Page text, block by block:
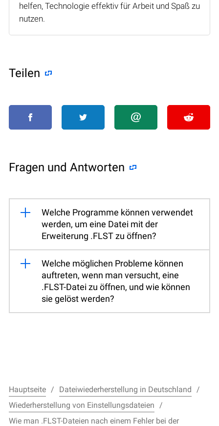
helfen, Technologie effektiv für Arbeit und Spaß zu
nutzen.
Teilen
Fragen und Antworten
Welche Programme können verwendet
werden, um eine Datei mit der
Erweiterung .FLST zu öffnen?
Welche möglichen Probleme können
auftreten, wenn man versucht, eine
.FLST-Datei zu öffnen, und wie können
sie gelöst werden?
Hauptseite
Dateiwiederherstellung in Deutschland
Wiederherstellung von Einstellungsdateien
Wie man .FLST-Dateien nach einem Fehler bei der